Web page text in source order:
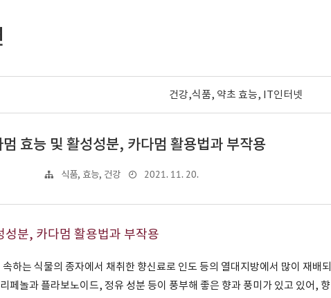
건강,식품, 약초 효능, IT인터넷
멈 효능 및 활성성분, 카다멈 활용법과 부작용
식품, 효능, 건강 2021. 11. 20.
성분, 카다멈 활용법과 부작용
하는 식물의 종자에서 채취한 향신료로 인도 등의 열대지방에서 많이 재배되
페놀과 플라보노이드, 정유 성분 등이 풍부해 좋은 향과 풍미가 있고 있어, 향